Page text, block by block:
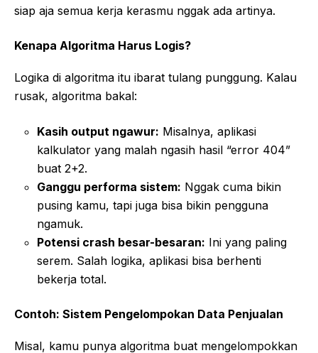
siap aja semua kerja kerasmu nggak ada artinya.
Kenapa Algoritma Harus Logis?
Logika di algoritma itu ibarat tulang punggung. Kalau
rusak, algoritma bakal:
Kasih output ngawur: Misalnya, aplikasi
kalkulator yang malah ngasih hasil “error 404”
buat 2+2.
Ganggu performa sistem: Nggak cuma bikin
pusing kamu, tapi juga bisa bikin pengguna
ngamuk.
Potensi crash besar-besaran: Ini yang paling
serem. Salah logika, aplikasi bisa berhenti
bekerja total.
Contoh: Sistem Pengelompokan Data Penjualan
Misal, kamu punya algoritma buat mengelompokkan